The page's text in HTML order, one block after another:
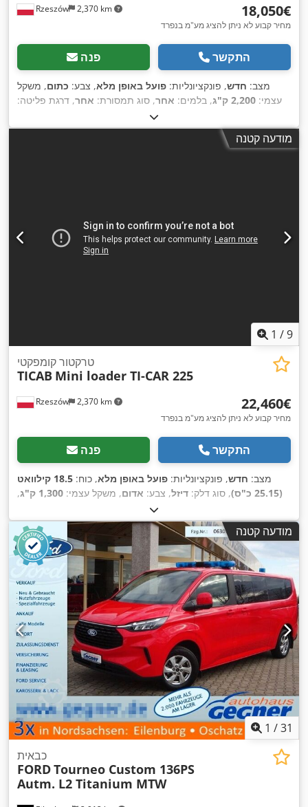
Rzeszów 2,370 km ‏18,050 ‏€
מחיר קבוע לא ניתן להציג מע"מ בנפרד
פנה התקשר
מצב: חדש, פונקציונליות: פועל באופן מלא, צבע: כתום, משקל
עצמי: 2,200 ק"ג , בלמים: אחר, סוג תמסורת: אחר, דרגת פליטה:
5,745 מ"מ
מ"מ, שנת ייצור:2026, ציוד:הידראוליקה, פנסים נוספים ,
מודעה קטנה
1 /9
Rzeszów 2,370 km
טרקטור קומפקטי
TICAB Mini loader TI-CAR 225
‏22,460 ‏€
מחיר קבוע לא ניתן להציג מע"מ בנפרד
פנה התקשר
מצב: חדש, פונקציונליות: פועל באופן מלא, כוח:
18.5 קילוואט
(25.15 כ"ס)
, סוג דלק: דיזל, צבע: אדום, משקל עצמי: 1,300 ק"ג
,
, סוג תמסורת:
ייצור:2026, ציוד:רמת רעש נמוכה ,
מודעה קטנה
1 /31
כבאית
FORDTourneo Custom 136PS
Autm. L2 Titanium MTW